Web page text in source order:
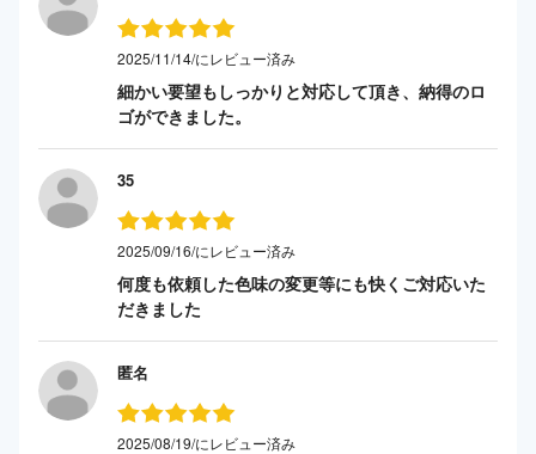
2025/11/14/にレビュー済み
細かい要望もしっかりと対応して頂き、納得のロ
ゴができました。
35
2025/09/16/にレビュー済み
何度も依頼した色味の変更等にも快くご対応いた
だきました
匿名
2025/08/19/にレビュー済み